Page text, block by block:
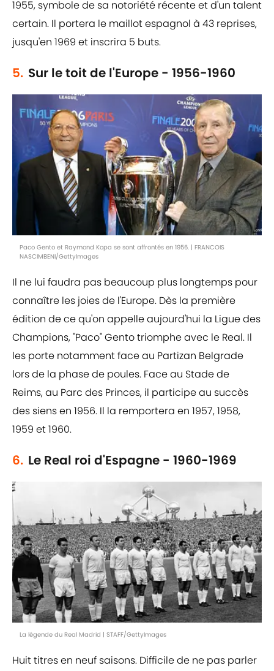
1955, symbole de sa notoriété récente et d'un talent
certain. Il portera le maillot espagnol à 43 reprises,
jusqu'en 1969 et inscrira 5 buts.
5. Sur le toit de l'Europe - 1956-1960
Paco Gento et Raymond Kopa se sont affrontés en 1956. | FRANCOIS
NASCIMBENI/GettyImages
Il ne lui faudra pas beaucoup plus longtemps pour
connaître les joies de l'Europe. Dès la première
édition de ce qu'on appelle aujourd'hui la Ligue des
Champions, "Paco" Gento triomphe avec le Real. Il
les porte notamment face au Partizan Belgrade
lors de la phase de poules. Face au Stade de
Reims, au Parc des Princes, il participe au succès
des siens en 1956. Il la remportera en 1957, 1958,
1959 et 1960.
6. Le Real roi d'Espagne - 1960-1969
La légende du Real Madrid | STAFF/GettyImages
Huit titres en neuf saisons. Difficile de ne pas parler